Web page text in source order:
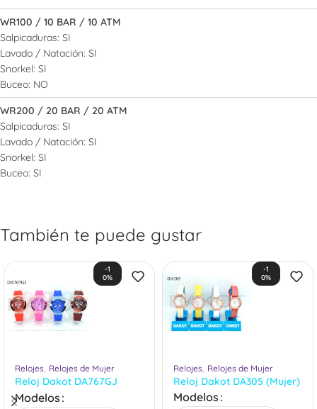
WR100 / 10 BAR / 10 ATM
Salpicaduras: SI
Lavado / Natación: SI
Snorkel: SI
Buceo: NO
WR200 / 20 BAR / 20 ATM
Salpicaduras: SI
Lavado / Natación: SI
Snorkel: SI
Buceo: SI
También te puede gustar
-1
0%
Relojes, Relojes de Mujer
Reloj Dakot DA767GJ
(Mujer)
Modelos
-1
0%
Relojes, Relojes de Mujer
Reloj Dakot DA305 (Mujer)
Modelos